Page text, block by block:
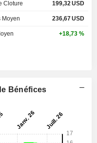
Cloture 199,32USD
Moyen 236,67USD
+18,73 %
Bénéfices